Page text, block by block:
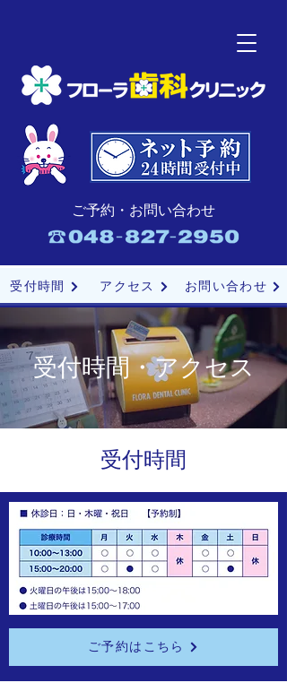
ご予約・お問い合わせ
受付時間 アクセス お問い合わせ
受付時間・アクセス
受付時間
ご予約はこちら